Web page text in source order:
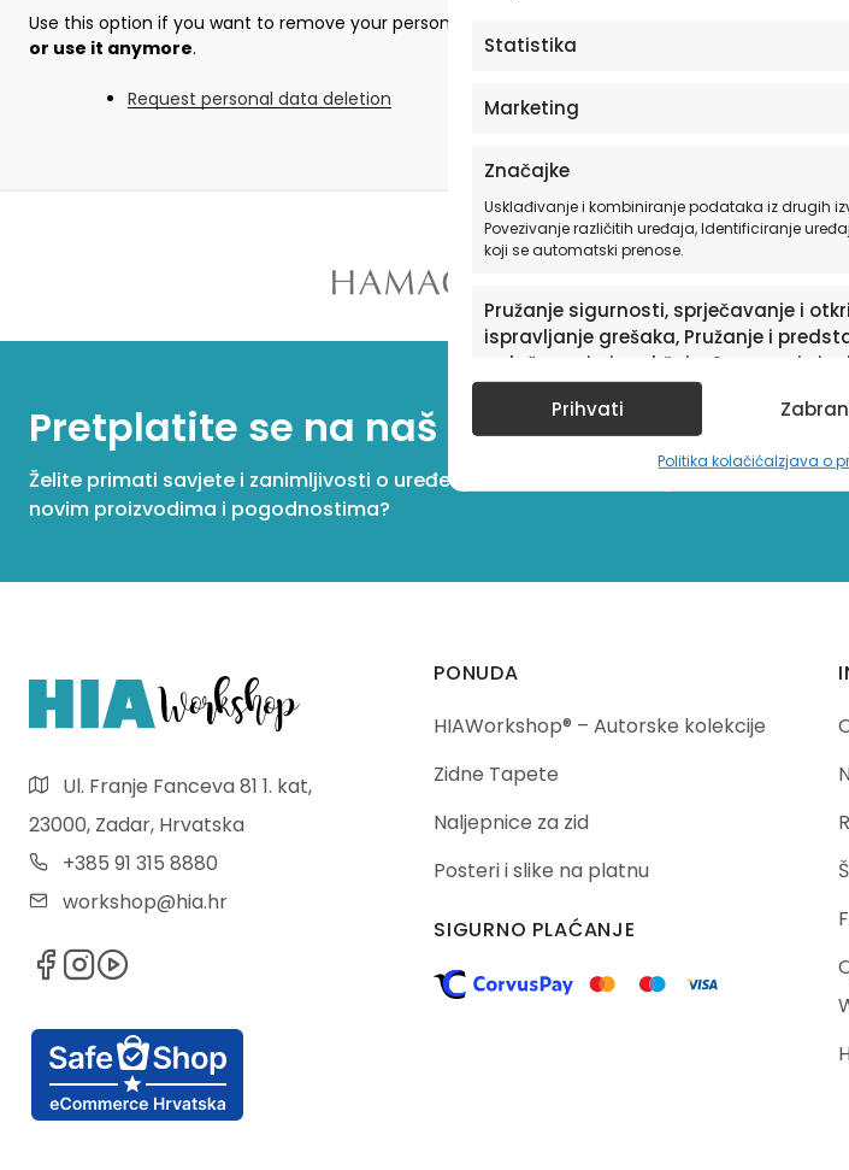
Statistika
Marketing
Značajke
Usklađivanje i kombiniranje podataka iz drugih
Povezivanje različitih uređaja, Identificiranje
koji se automatski prenose.
Pružanje sigurnosti, sprječavanje i
ispravljanje grešaka, Pružanje i
oglašavanja i sadržaja, Spremanje i
u pogledu privatnosti.
Prihvati
Politika kolačićaIzjava o
Use this option if you want to remove your personal and other data from our store. Keep in mind
or use it anymore.
Request personal data deletion
Pretplatite se na naš Newsletter
Želite primati savjete i zanimljivosti o uređenju doma te informacije o
novim proizvodima i pogodnostima?
Ul. Franje Fanceva 81 1. kat,
23000, Zadar, Hrvatska
+385 91 315 8880
workshop@hia.hr
PONUDA
HIAWorkshop® – Autorske kolekcije
Zidne Tapete
Naljepnice za zid
Posteri i slike na platnu
SIGURNO PLAĆANJE